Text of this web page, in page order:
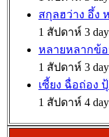
สกุลฮว่าง อึ้ง
1 สัปดาห์ 3
หลายหลากข้
1 สัปดาห์ 3
เซี้ยง ฉื่อถ่อง
1 สัปดาห์ 4